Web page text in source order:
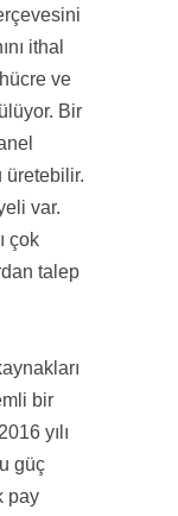
ithal
ve
Bir
üretebilir.
var.
çok
talep
bir
yılı
güç
pay